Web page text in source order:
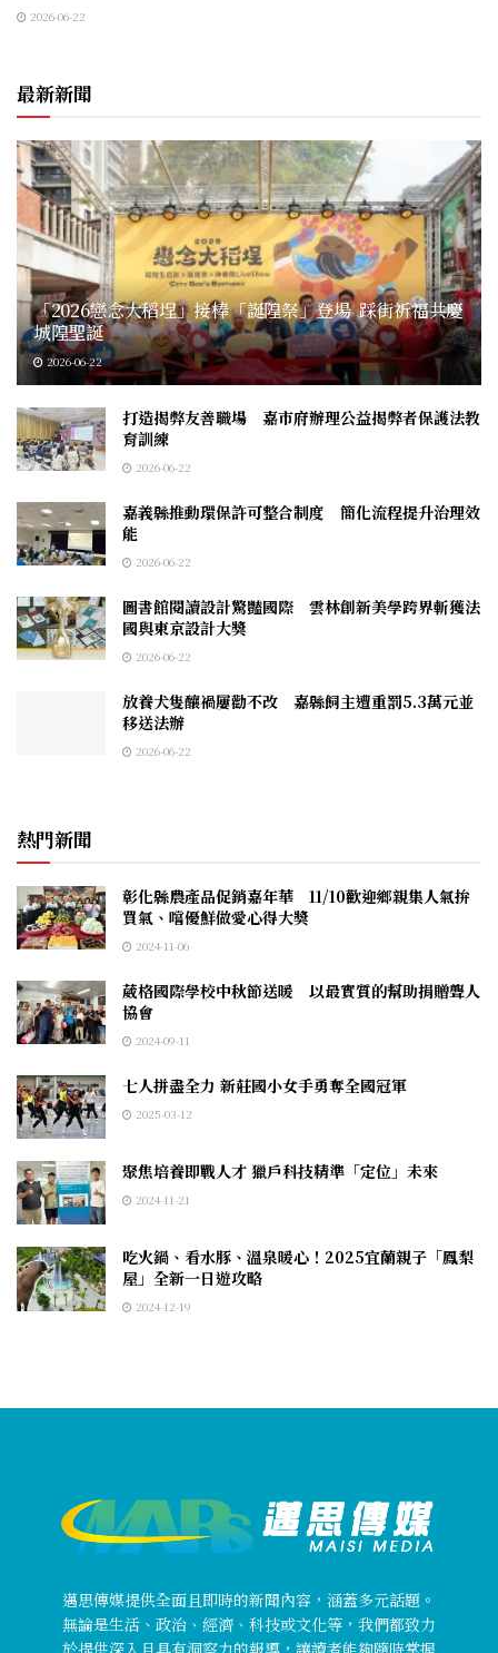
2026-06-22
最新新聞
「2026戀念大稻埕」接棒「誕隍祭」登場 踩街祈福共慶
城隍聖誕
2026-06-22
打造揭弊友善職場 嘉市府辦理公益揭弊者保護法教
育訓練
2026-06-22
嘉義縣推動環保許可整合制度 簡化流程提升治理效
能
2026-06-22
圖書館閱讀設計驚豔國際 雲林創新美學跨界斬獲法
國與東京設計大獎
2026-06-22
放養犬隻釀禍屢勸不改 嘉縣飼主遭重罰5.3萬元並
移送法辦
2026-06-22
熱門新聞
彰化縣農產品促銷嘉年華 11/10歡迎鄉親集人氣拚
買氣、嚐優鮮做愛心得大獎
2024-11-06
葳格國際學校中秋節送暖 以最實質的幫助捐贈聾人
協會
2024-09-11
七人拼盡全力 新莊國小女手勇奪全國冠軍
2025-03-12
聚焦培養即戰人才 獵戶科技精準「定位」未來
2024-11-21
吃火鍋、看水豚、溫泉暖心！2025宜蘭親子「鳳梨
屋」全新一日遊攻略
2024-12-19
邁思傳媒提供全面且即時的新聞內容，涵蓋多元話題。
無論是生活、政治、經濟、科技或文化等，我們都致力